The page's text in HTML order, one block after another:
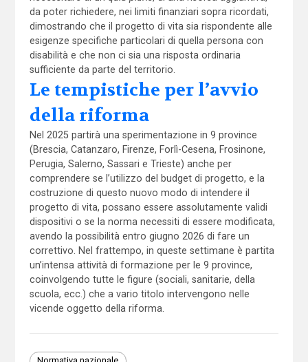
da poter richiedere, nei limiti finanziari sopra ricordati,
dimostrando che il progetto di vita sia rispondente alle
esigenze specifiche particolari di quella persona con
disabilità e che non ci sia una risposta ordinaria
sufficiente da parte del territorio.
Le tempistiche per l’avvio
della riforma
Nel 2025 partirà una sperimentazione in 9 province
(Brescia, Catanzaro, Firenze, Forlì-Cesena, Frosinone,
Perugia, Salerno, Sassari e Trieste) anche per
comprendere se l’utilizzo del budget di progetto, e la
costruzione di questo nuovo modo di intendere il
progetto di vita, possano essere assolutamente validi
dispositivi o se la norma necessiti di essere modificata,
avendo la possibilità entro giugno 2026 di fare un
correttivo. Nel frattempo, in queste settimane è partita
un’intensa attività di formazione per le 9 province,
coinvolgendo tutte le figure (sociali, sanitarie, della
scuola, ecc.) che a vario titolo intervengono nelle
vicende oggetto della riforma.